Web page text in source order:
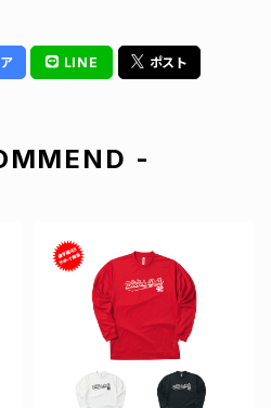
LINE ポスト
-